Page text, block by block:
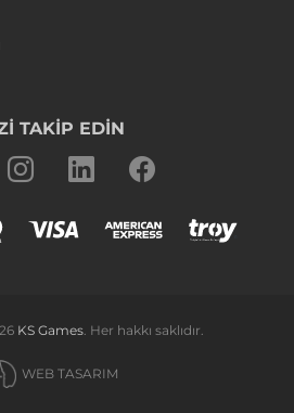
TAKİP EDİN
KS Games. Her hakkı saklıdır.
WEB TASARIM